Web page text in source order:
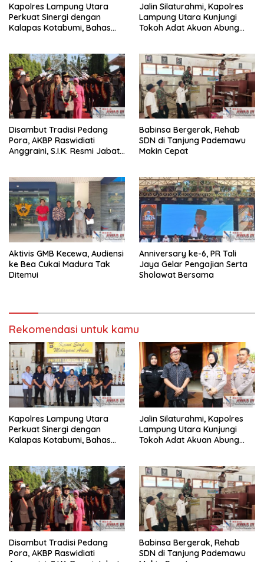
Kapolres Lampung Utara
Perkuat Sinergi dengan
Kalapas Kotabumi, Bahas
Jalin Silaturahmi, Kapolres
Lampung Utara Kunjungi
Tokoh Adat Akuan Abung
Disambut Tradisi Pedang
Pora, AKBP Raswidiati
Anggraini, S.I.K. Resmi Jabat
Babinsa Bergerak, Rehab
SDN di Tanjung Pademawu
Makin Cepat
Aktivis GMB Kecewa, Audiensi
ke Bea Cukai Madura Tak
Ditemui
Anniversary ke-6, PR Tali
Jaya Gelar Pengajian Serta
Sholawat Bersama
Rekomendasi untuk kamu
Kapolres Lampung Utara
Perkuat Sinergi dengan
Kalapas Kotabumi, Bahas
Jalin Silaturahmi, Kapolres
Lampung Utara Kunjungi
Tokoh Adat Akuan Abung
Disambut Tradisi Pedang
Pora, AKBP Raswidiati
Babinsa Bergerak, Rehab
SDN di Tanjung Pademawu